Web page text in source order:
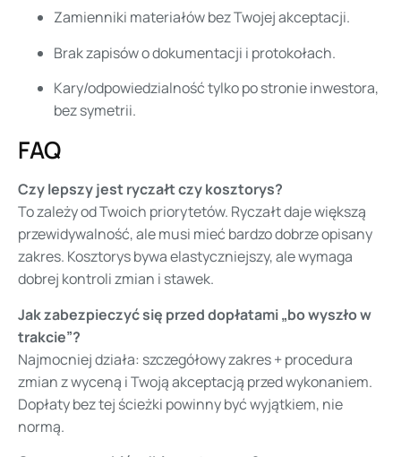
Zamienniki materiałów bez Twojej akceptacji.
Brak zapisów o dokumentacji i protokołach.
Kary/odpowiedzialność tylko po stronie inwestora,
bez symetrii.
FAQ
Czy lepszy jest ryczałt czy kosztorys?
To zależy od Twoich priorytetów. Ryczałt daje większą
przewidywalność, ale musi mieć bardzo dobrze opisany
zakres. Kosztorys bywa elastyczniejszy, ale wymaga
dobrej kontroli zmian i stawek.
Jak zabezpieczyć się przed dopłatami „bo wyszło w
trakcie”?
Najmocniej działa: szczegółowy zakres + procedura
zmian z wyceną i Twoją akceptacją przed wykonaniem.
Dopłaty bez tej ścieżki powinny być wyjątkiem, nie
normą.